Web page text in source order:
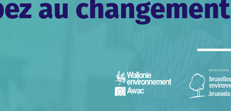
au changement